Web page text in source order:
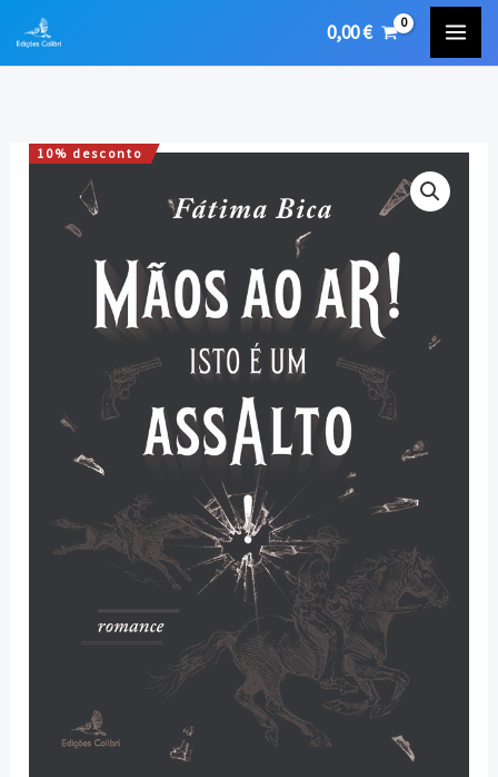
0,00€
10% desconto
preço
original
era:
15,00 €.
preço
atual
13,50 €.
Quantidade
Mãos